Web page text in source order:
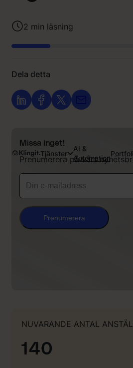
Tjänster
AI &
Automation
2 min läsning
Dela detta
Missa inget!
Prenumerera på vårt
Prenumerera
NUVARANDE ANTAL
140